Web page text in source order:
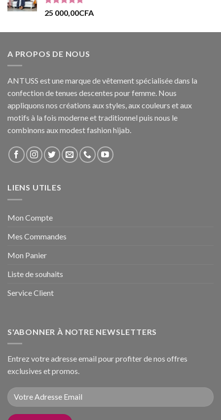
Note5.00
25 000,00CFA
A PROPOS DE NOUS
ANTUSS est une marque de vêtement spécialisée dans la
confection de tenues descentes pour femme. Nous
appliquons nos créations aux styles, aux couleurs et aux
motifs à la fois moderne et traditionnel puis nous le
combinons aux modest fashion hijab.
LIENS UTILES
Mon Compte
Mes Commandes
Mon Panier
Liste de souhaits
Service Client
S'ABONNER À NOTRE NEWSLETTERS
Entrez votre adresse email pour profiter de nos offres
exclusives et promos.